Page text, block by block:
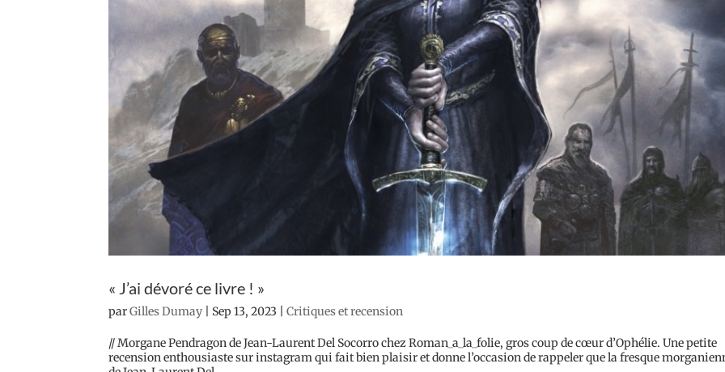
« J’ai dévoré ce livre ! »
parGilles Dumay Sep 13, 2023 |Critiques et recension
// Morgane Pendragon de Jean-Laurent Del Socorro chez Roman_a_la_folie, gros coup de cœur d’Ophélie. Une petite
recension enthousiaste sur instagram qui fait bien plaisir et donne l’occasion de rappeler que la fresque